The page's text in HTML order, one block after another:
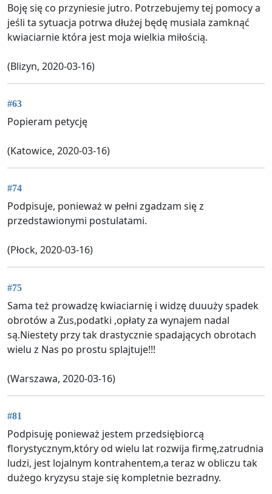
Boję się co przyniesie jutro. Potrzebujemy tej pomocy a
jeśli ta sytuacja potrwa dłużej będę musiala zamknąć
kwiaciarnie która jest moja wielkia miłością.
(Blizyn, 2020-03-16)
#63
Popieram petycję
(Katowice, 2020-03-16)
#74
Podpisuje, ponieważ w pełni zgadzam się z
przedstawionymi postulatami.
(Płock, 2020-03-16)
#75
Sama też prowadzę kwiaciarnię i widzę duuuży spadek
obrotów a Zus,podatki ,opłaty za wynajem nadal
są.Niestety przy tak drastycznie spadających obrotach
wielu z Nas po prostu splajtuje!!!
(Warszawa, 2020-03-16)
#81
Podpisuję ponieważ jestem przedsiębiorcą
florystycznym,który od wielu lat rozwija firmę,zatrudnia
ludzi, jest lojalnym kontrahentem,a teraz w obliczu tak
dużego kryzysu staje się kompletnie bezradny.